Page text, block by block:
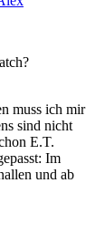
muss ich mir
sind nicht
E.T.
Im
und ab